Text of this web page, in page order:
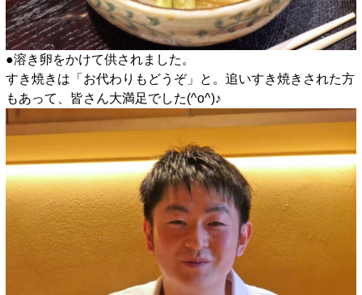
●溶き卵をかけて供されました。
すき焼きは「お代わりもどうぞ」と。追いすき焼きされた方
もあって、皆さん大満足でした(^o^)♪